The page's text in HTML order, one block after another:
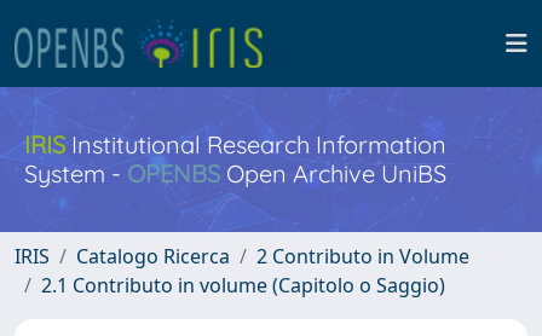
IRISInstitutional Research Information
System - OPENBS Open Archive UniBS
IRIS Catalogo Ricerca
2 Contributo in Volume
2.1 Contributo in volume (Capitolo o Saggio)